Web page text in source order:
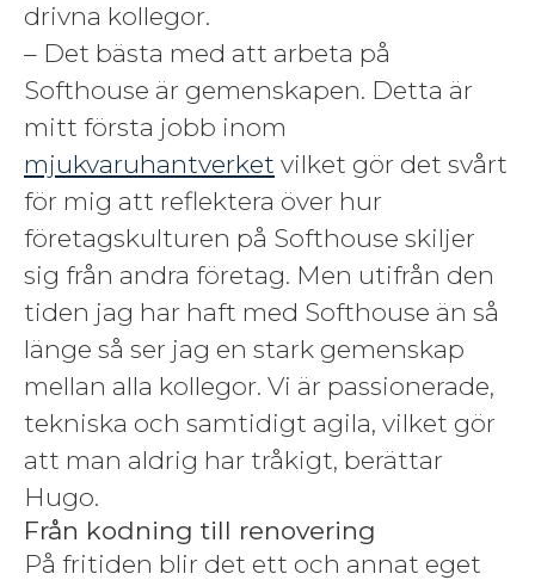
drivna kollegor.
– Det bästa med att arbeta på
Softhouse är gemenskapen. Detta är
mitt första jobb inom
mjukvaruhantverket vilket gör det svårt
för mig att reflektera över hur
företagskulturen på Softhouse skiljer
sig från andra företag. Men utifrån den
tiden jag har haft med Softhouse än så
länge så ser jag en stark gemenskap
mellan alla kollegor. Vi är passionerade,
tekniska och samtidigt agila, vilket gör
att man aldrig har tråkigt, berättar
Hugo.
Från kodning till renovering
På fritiden blir det ett och annat eget